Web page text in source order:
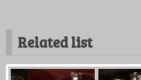
Related list